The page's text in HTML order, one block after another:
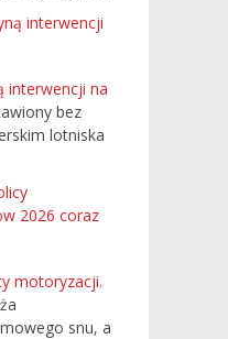
interwencji na
bez
lotniska
motoryzacji.
snu, a